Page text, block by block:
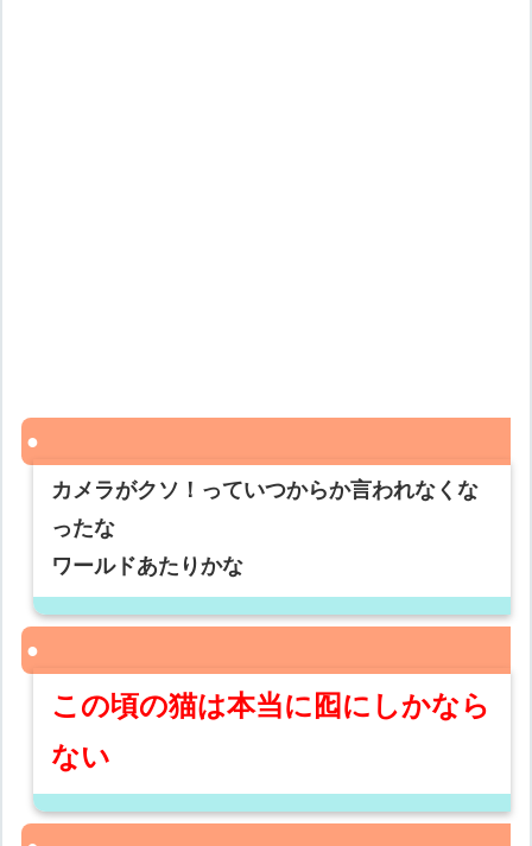
カメラがクソ！っていつからか言われなくな
ったな
ワールドあたりかな
この頃の猫は本当に囮にしかなら
ない